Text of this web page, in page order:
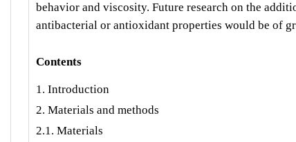
behavior and viscosity. Future research on the
antibacterial or antioxidant properties would be of
Contents
1. Introduction
2. Materials and methods
2.1. Materials